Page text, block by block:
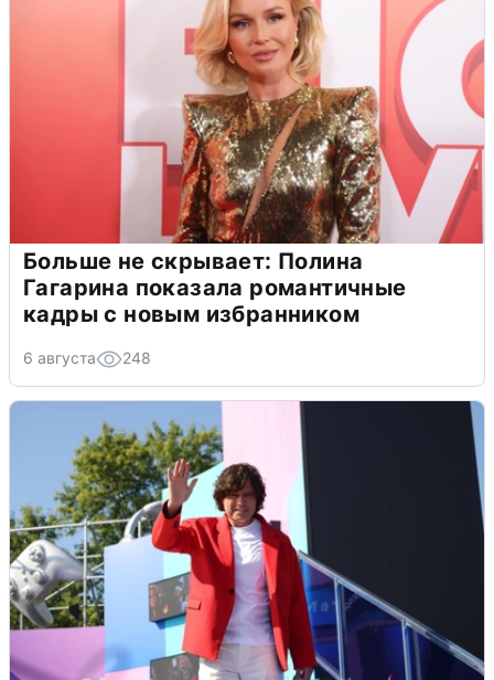
Больше не скрывает: Полина
Гагарина показала романтичные
кадры с новым избранником
6 августа 248